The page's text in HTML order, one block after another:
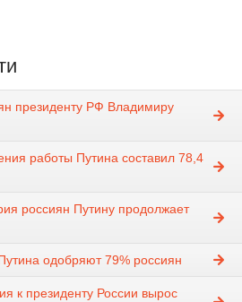
президенту РФ Владимиру
работы Путина составил 78,4
россиян Путину продолжает
одобряют 79% россиян
к президенту России вырос